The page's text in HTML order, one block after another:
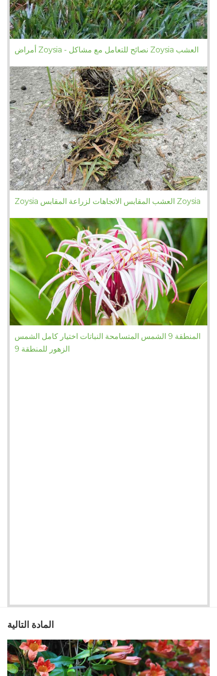
أمراض Zoysia - نصائح للتعامل مع مشاكل Zoysia العشب
Zoysia العشب المقابس الاتجاهات لزراعة المقابس Zoysia
المنطقة 9 الشمس المتسامحة النباتات اختيار كامل الشمس
الزهور للمنطقة 9
المادة التالية